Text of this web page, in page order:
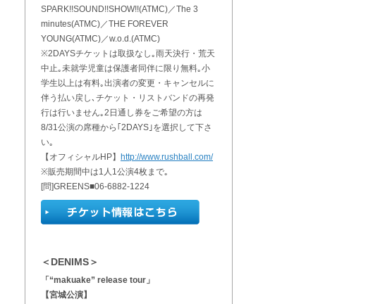
SPARK!!SOUND!!SHOW!!(ATMC)／The 3
minutes(ATMC)／THE FOREVER
YOUNG(ATMC)／w.o.d.(ATMC)
※2DAYSチケットは取扱なし｡雨天決行・荒天
中止｡未就学児童は保護者同伴に限り無料｡小
学生以上は有料｡出演者の変更・キャンセルに
伴う払い戻し､チケット・リストバンドの再発
行は行いません｡2日通し券をご希望の方は
8/31公演の席種から｢2DAYS｣を選択して下さ
い｡
【オフィシャルHP】
http://www.rushball.com/
※販売期間中は1人1公演4枚まで｡
[問]GREENS■06-6882-1224
＜DENIMS＞
「“makuake” release tour」
【宮城公演】